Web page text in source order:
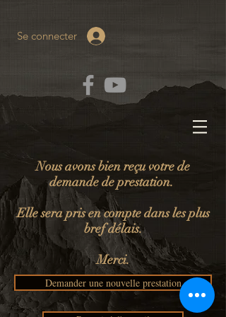
Se connecter
Nous avons bien reçu votre de
demande de prestation.
Elle sera pris en compte dans les plus
bref délais.
Merci.
Demander une nouvelle prestation